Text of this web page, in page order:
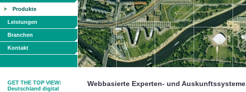
Produkte
Leistungen
Branchen
Kontakt
GET THE TOP VIEW:
Deutschland digital
Webbasierte Experten- und Auskunftssysteme